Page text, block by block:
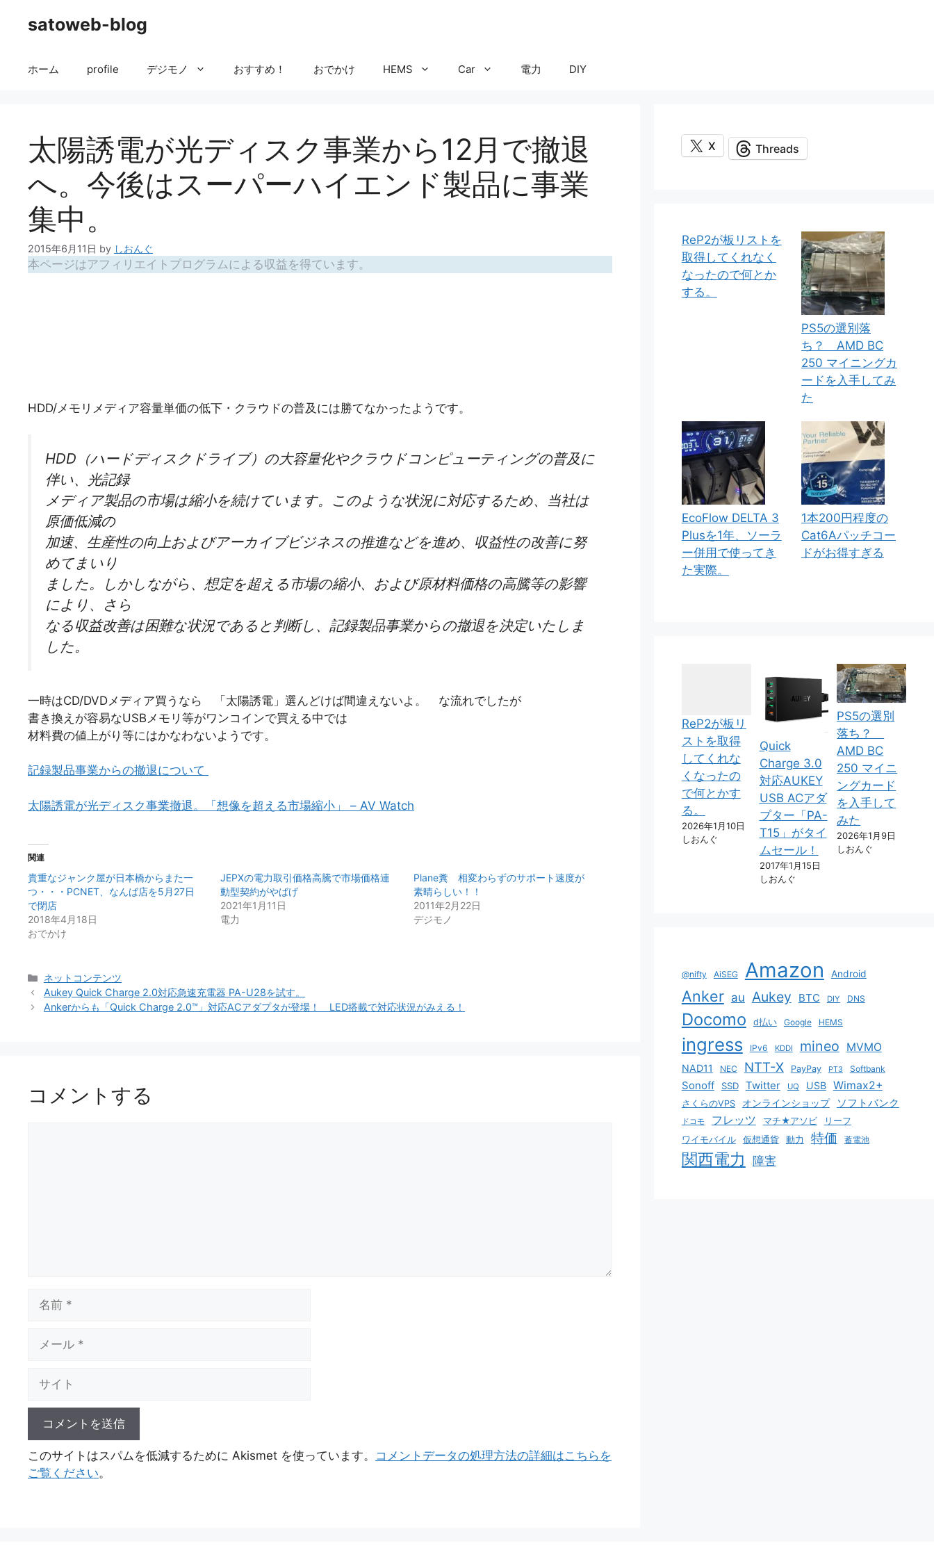
satoweb-blog
ホーム profile デジモノ おすすめ！ おでかけ HEMS Car 電力 DIY
太陽誘電が光ディスク事業から12月で撤退
へ。今後はスーパーハイエンド製品に事業
集中。
2015年6月11日 by しおんぐ
本ページはアフィリエイトプログラムによる収益を得ています。
HDD/メモリメディア容量単価の低下・クラウドの普及には勝てなかったようです。
HDD（ハードディスクドライブ）の大容量化やクラウドコンピューティングの普及に
伴い、光記録
メディア製品の市場は縮小を続けています。このような状況に対応するため、当社は
原価低減の
加速、生産性の向上およびアーカイブビジネスの推進などを進め、収益性の改善に努
めてまいり
ました。しかしながら、想定を超える市場の縮小、および原材料価格の高騰等の影響
により、さら
なる収益改善は困難な状況であると判断し、記録製品事業からの撤退を決定いたしま
した。
一時はCD/DVDメディア買うなら 「太陽誘電」選んどけば間違えないよ。 な流れでしたが
書き換えが容易なUSBメモリ等がワンコインで買える中では
材料費の値上がり等にはかなわないようです。
記録製品事業からの撤退について
太陽誘電が光ディスク事業撤退。「想像を超える市場縮小」 – AV Watch
関連
貴重なジャンク屋が日本橋からまた一
つ・・・PCNET、なんば店を5月27日
で閉店
2018年4月18日
おでかけ
JEPXの電力取引価格高騰で市場価格連
動型契約がやばげ
2021年1月11日
電力
Plane糞 相変わらずのサポート速度が
素晴らしい！！
2011年2月22日
デジモノ
カ
テ
ゴ
ネットコンテンツ
Aukey Quick Charge 2.0対応急速充電器 PA-U28を試す。
Ankerからも「Quick Charge 2.0™」対応ACアダプタが登場！ LED搭載で対応状況がみえる！
コメントする
ト
このサイトはスパムを低減するために Akismet を使っています。 コメントデータの処理方法の詳細はこちらを
ご覧ください。
X Threads
ReP2が板リストを
取得してくれなく
なったので何とか
する。
PS5の選別落
ち？ AMD BC
250 マイニングカ
ードを入手してみ
た
EcoFlow DELTA 3
Plusを1年、ソーラ
ー併用で使ってき
た実際。
1本200円程度の
Cat6Aパッチコー
ドがお得すぎる
ReP2が板リ
ストを取得
してくれな
くなったの
で何とかす
る。
2026年1月10日
しおんぐ
Quick
Charge 3.0
対応AUKEY
USB ACアダ
プター「PA-
T15」がタイ
ムセール！
2017年1月15日
しおんぐ
PS5の選別
落ち？
AMD BC
250 マイニ
ングカード
を入手して
みた
2026年1月9日
しおんぐ
@nifty AiSEG Amazon Android
Anker au Aukey BTC DIY DNS
Docomo d払い Google HEMS
ingress IPv6 KDDI mineo MVMO
NAD11 NEC NTT-X PayPay PT3 Softbank
Sonoff SSD Twitter UQ USB Wimax2+
さくらのVPS オンラインショップ ソフトバンク
ドコモ フレッツ マチ★アソビ
リーフ
ワイモバイル
仮想通貨 動力 特価 蓄電池
関西電力 障害